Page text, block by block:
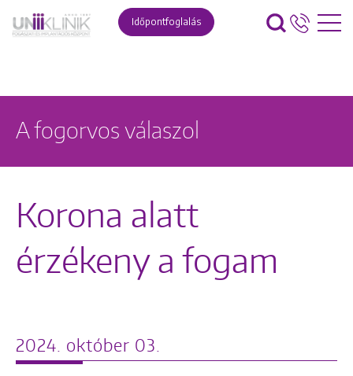
Időpontfoglalás
A fogorvos válaszol
Korona alatt
érzékeny a fogam
2024. október 03.